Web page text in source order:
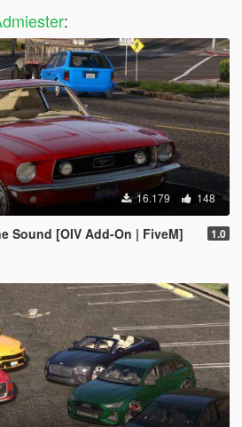
:
16.179 148
Sound [OIV Add-On | FiveM] 1.0